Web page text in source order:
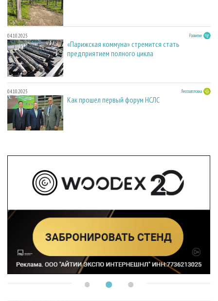
04.10.2025 Развитие
«Парижская коммуна» стремится стать
предприятием полного цикла
04.10.2025 Лесозаготовка
Как прошел первый форум НСЛС